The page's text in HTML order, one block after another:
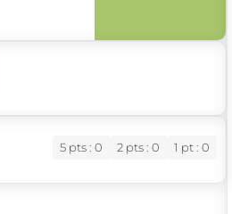
5 pts : 0 2 pts : 0 1 pt : 0